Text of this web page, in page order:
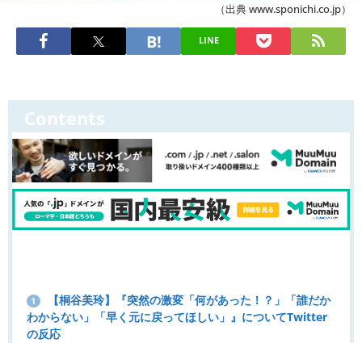
（出典 www.sponichi.co.jp）
LINE
Contents
1
【桐谷美玲】『突然の激変「何があった！？」「誰だか
わからない」「早く元に戻ってほしい」』についてTwitter
の反応